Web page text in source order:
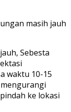
masih jauh
Sebesta
waktu 10-15
ke lokasi